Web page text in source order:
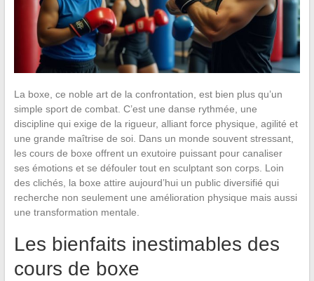
La boxe, ce noble art de la confrontation, est bien plus qu’un
simple sport de combat. C’est une danse rythmée, une
discipline qui exige de la rigueur, alliant force physique, agilité et
une grande maîtrise de soi. Dans un monde souvent stressant,
les cours de boxe offrent un exutoire puissant pour canaliser
ses émotions et se défouler tout en sculptant son corps. Loin
des clichés, la boxe attire aujourd’hui un public diversifié qui
recherche non seulement une amélioration physique mais aussi
une transformation mentale.
Les bienfaits inestimables des
cours de boxe